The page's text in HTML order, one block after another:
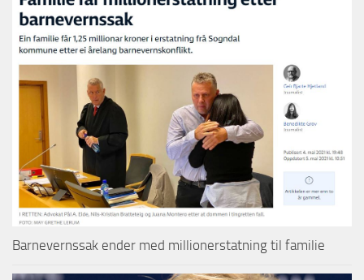
Barnevernssak ender med millionerstatning til familie